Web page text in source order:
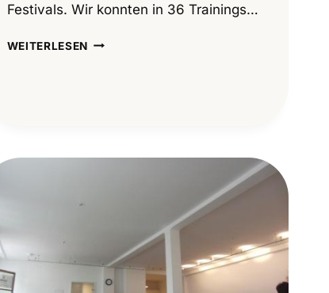
Festivals. Wir konnten in 36 Trainings…
WEITERLESEN FIB-